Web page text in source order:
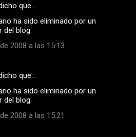
que…
ha sido eliminado por un
blog.
2008 a las 15:13
que…
ha sido eliminado por un
blog.
2008 a las 15:21